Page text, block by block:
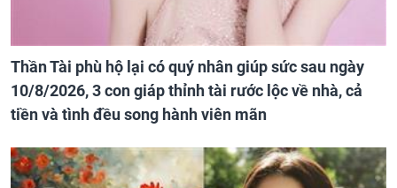
Thần Tài phù hộ lại có quý nhân giúp sức sau ngày
10/8/2026, 3 con giáp thỉnh tài rước lộc về nhà, cả
tiền và tình đều song hành viên mãn